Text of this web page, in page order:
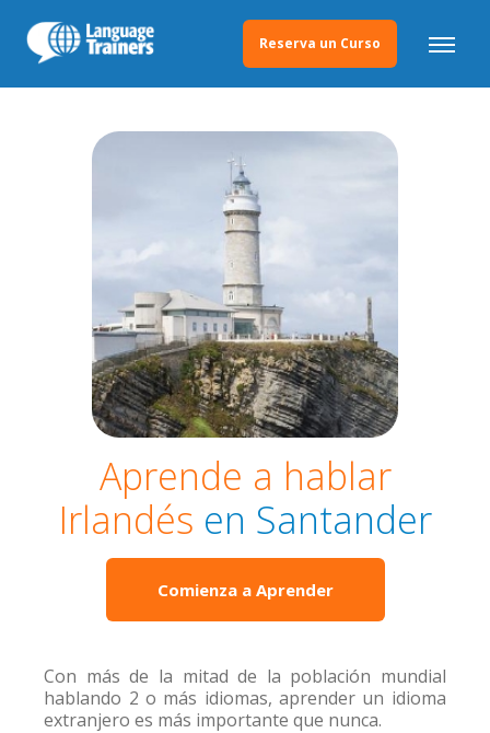
Reserva un Curso
Aprende a hablar
Irlandés en Santander
Comienza a Aprender
Con más de la mitad de la población mundial
hablando 2 o más idiomas, aprender un idioma
extranjero es más importante que nunca.